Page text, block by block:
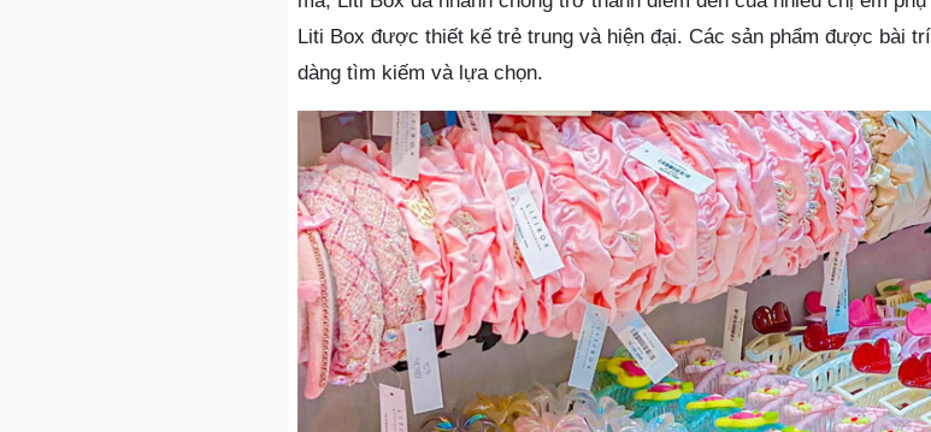
Liti Box được thiết kế trẻ trung và hiện đại. Các sản phẩm được bài
dàng tìm kiếm và lựa chọn.